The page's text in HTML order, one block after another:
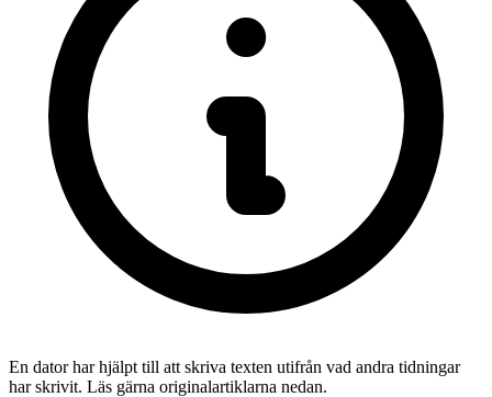
En dator har hjälpt till att skriva texten utifrån vad andra tidningar
har skrivit. Läs gärna originalartiklarna nedan.